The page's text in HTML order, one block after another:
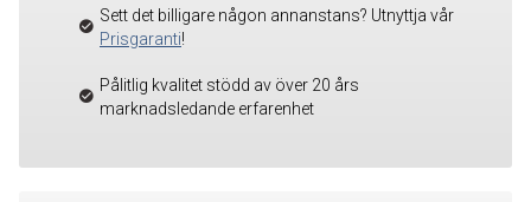
Sett det billigare någon annanstans? Utnyttja vår
Prisgaranti!
Pålitlig kvalitet stödd av över 20 års
marknadsledande erfarenhet